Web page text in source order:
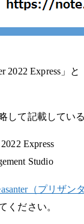
2022 Express」
して記載してい
Express
Studio
（プリザン
ください。